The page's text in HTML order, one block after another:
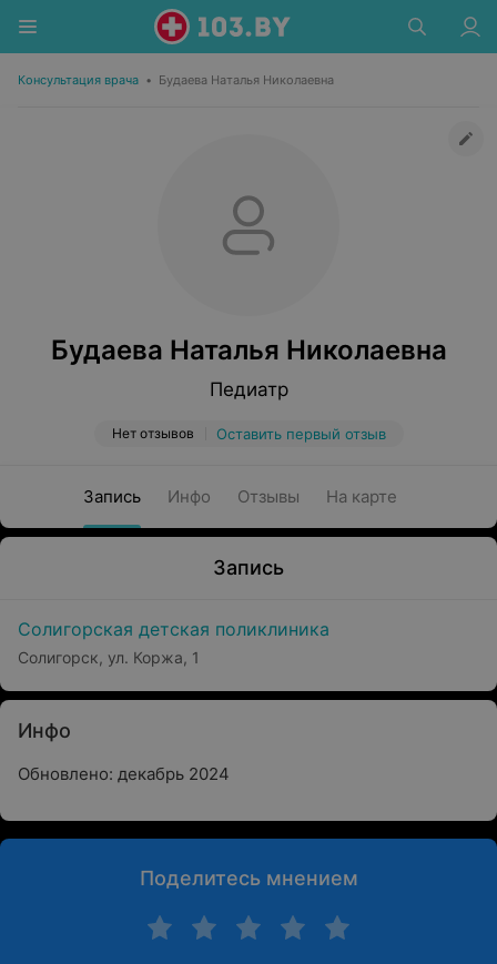
Консультация врача • Будаева Наталья Николаевна
Будаева Наталья Николаевна
Педиатр
Нет отзывов Оставить первый отзыв
Запись Инфо Отзывы На карте
Запись
Солигорская детская поликлиника
Солигорск, ул. Коржа, 1
Инфо
Обновлено: декабрь 2024
Поделитесь мнением